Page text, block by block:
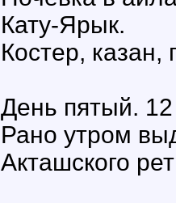
Кату-Ярык.
Костер, казан,
День пятый. 12
Рано утром
Акташского